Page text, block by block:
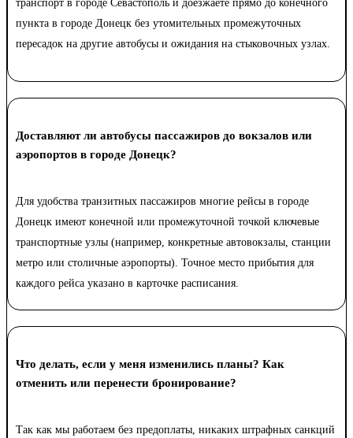
транспорт в городе Севастополь и доезжаете прямо до конечного
пункта в городе Донецк без утомительных промежуточных
пересадок на другие автобусы и ожидания на стыковочных узлах.
Доставляют ли автобусы пассажиров до вокзалов или
аэропортов в городе Донецк?
Для удобства транзитных пассажиров многие рейсы в городе
Донецк имеют конечной или промежуточной точкой ключевые
транспортные узлы (например, конкретные автовокзалы, станции
метро или столичные аэропорты). Точное место прибытия для
каждого рейса указано в карточке расписания.
Что делать, если у меня изменились планы? Как
отменить или перенести бронирование?
Так как мы работаем без предоплаты, никаких штрафных санкций